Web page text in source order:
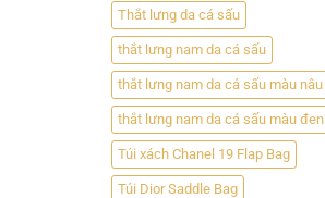
Thắt lưng da cá sấu
thắt lưng nam da cá sấu
thắt lưng nam da cá sấu màu nâu
thắt lưng nam da cá sấu màu đen
Túi xách Chanel 19 Flap Bag
Túi Dior Saddle Bag